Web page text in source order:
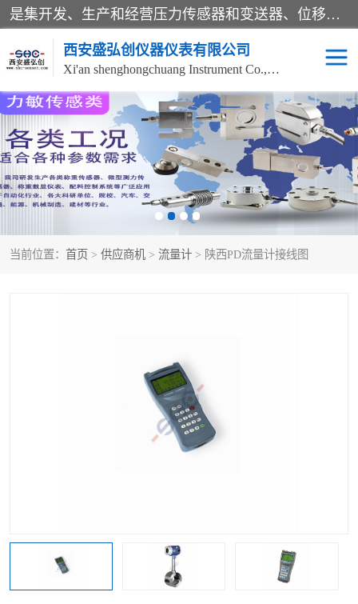
是集开发、生产和经营压力传感器和变送器、位移传感器和变送器、流量传感器和变送器、称重传感器和变送器、测力传感器和变送器、温湿度传感器和变送器、扭矩传感器、智能数显控制仪表等产品的化高新技术企业。
西安盛弘创仪器仪表有限公司
Xi'an shenghongchuang Instrument Co., Ltd
当前位置： 首页 > 供应商机 > 流量计 > 陕西PD流量计接线图
称重传感器 超声波流量计
压力变送器 通用型压力变送器
流量计
位移传感器 差压变送器